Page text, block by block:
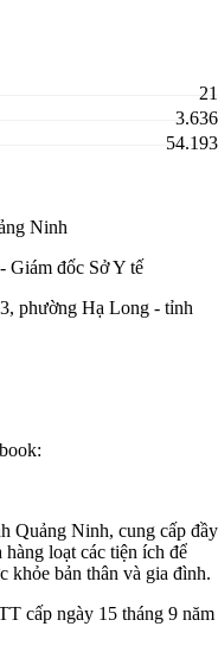
21
3.636
54.193
Ninh
Giám đốc Sở Y tế
phường Hạ Long - tỉnh
Quảng Ninh, cung cấp đầy
loạt các tiện ích để
khỏe bản thân và gia đình.
cấp ngày 15 tháng 9 năm